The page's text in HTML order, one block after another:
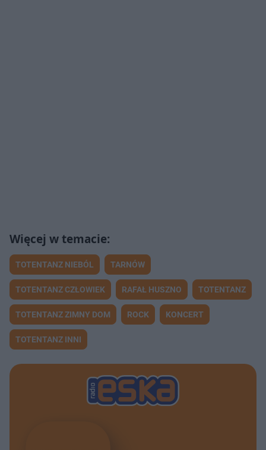
TOTENTANZ NIEBÓL TARNÓW
TOTENTANZ CZŁOWIEK RAFAŁ HUSZNO TOTENTANZ
TOTENTANZ ZIMNY DOM ROCK KONCERT
TOTENTANZ INNI